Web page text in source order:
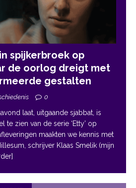
spijkerbroek op
de oorlog dreigt met
gestalten
0
laat, uitgaande sjabbat, is
te zien van de serie ‘Etty’ op
maakten we kennis met
schrijver Klaas Smelik (mijn